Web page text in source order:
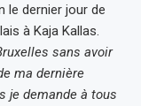
le dernier jour de
à Kaja Kallas.
sans avoir
ma dernière
je demande à tous